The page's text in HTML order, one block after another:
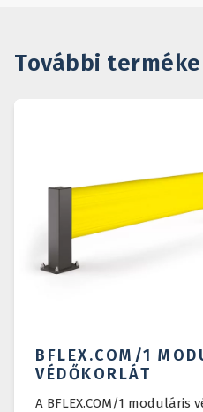
További
BFLEX.COM/1
VÉDŐKORLÁT
A BFLEX.COM/1 moduláris